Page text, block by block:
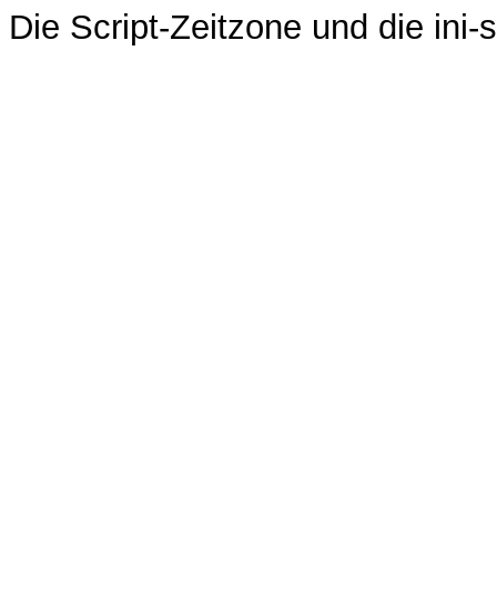
Die Script-Zeitzone und die